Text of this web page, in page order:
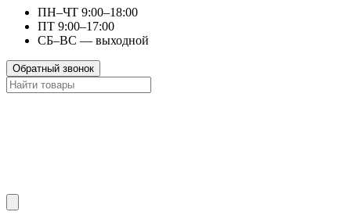
ПН–ЧТ 9:00–18:00
ПТ 9:00–17:00
СБ–ВС — выходной
Обратный звонок